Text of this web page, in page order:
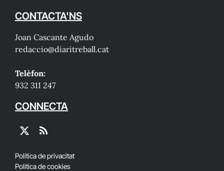
CONTACTA'NS
Joan Cascante Agudo
redaccio@diaritreball.cat
Telèfon:
932 311 247
CONNECTA
X
RSS
Política de privacitat
Política de cookies